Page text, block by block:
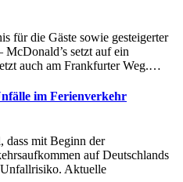
für die Gäste sowie gesteigerter
setzt auf ein
auch am Frankfurter Weg.…
im Ferienverkehr
dass mit Beginn der
auf Deutschlands
Unfallrisiko. Aktuelle